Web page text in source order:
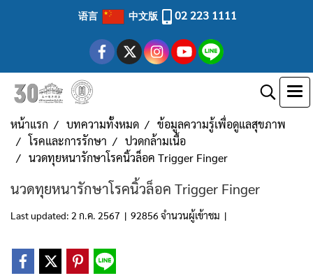
语言 中文版 02 223 1111
หน้าแรก บทความทั้งหมด
ข้อมูลความรู้เพื่อดูแลสุขภาพ
โรคและการรักษา
ปวดกล้ามเนื้อ
นวดทุยหนารักษาโรคนิ้วล็อค Trigger Finger
นวดทุยหนารักษาโรคนิ้วล็อค Trigger Finger
Last updated: 2 ก.ค. 2567 | 92856 จำนวนผู้เข้าชม |